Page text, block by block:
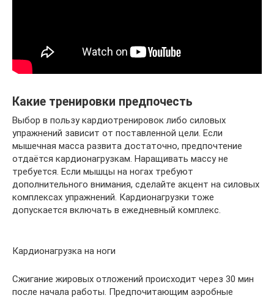
Какие тренировки предпочесть
Выбор в пользу кардиотренировок либо силовых
упражнений зависит от поставленной цели. Если
мышечная масса развита достаточно, предпочтение
отдаётся кардионагрузкам. Наращивать массу не
требуется. Если мышцы на ногах требуют
дополнительного внимания, сделайте акцент на силовых
комплексах упражнений. Кардионагрузки тоже
допускается включать в ежедневный комплекс.
Кардионагрузка на ноги
Сжигание жировых отложений происходит через 30 мин
после начала работы. Предпочитающим аэробные